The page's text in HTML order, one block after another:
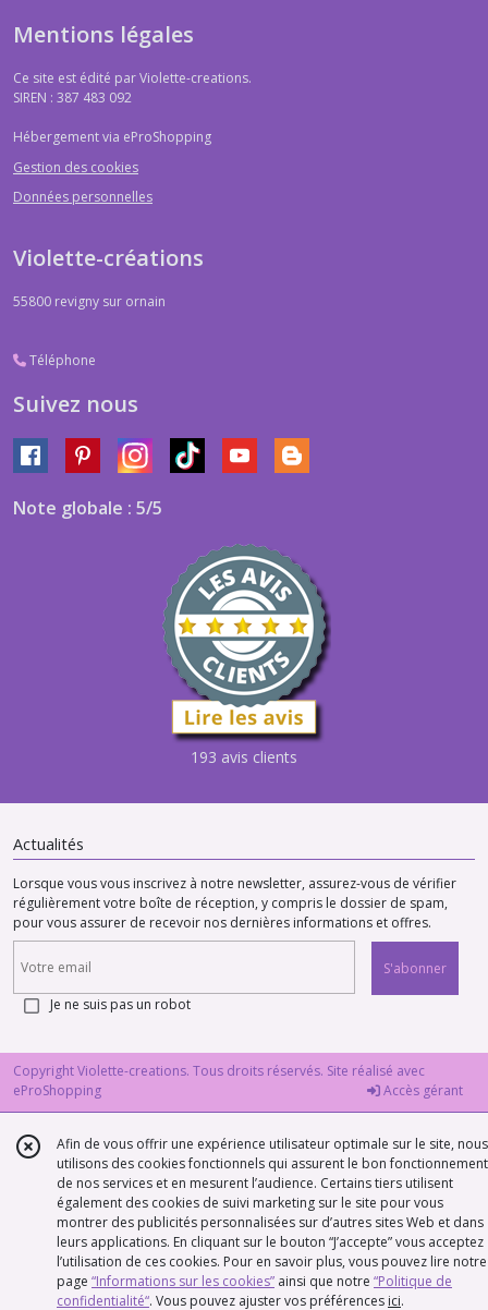
Mentions légales
Ce site est édité par Violette-creations.
SIREN : 387 483 092
Hébergement via eProShopping
Gestion des cookies
Données personnelles
Violette-créations
55800 revigny sur ornain
Téléphone
Suivez nous
Note globale : 5/5
193 avis clients
Actualités
Lorsque vous vous inscrivez à notre newsletter, assurez-vous de vérifier
régulièrement votre boîte de réception, y compris le dossier de spam,
pour vous assurer de recevoir nos dernières informations et offres.
S'abonner
Je ne suis pas un robot
Copyright Violette-creations. Tous droits réservés. Site réalisé avec
eProShopping
Accès gérant
Afin de vous offrir une expérience utilisateur optimale sur le site, nous
utilisons des cookies fonctionnels qui assurent le bon fonctionnement
de nos services et en mesurent l’audience. Certains tiers utilisent
également des cookies de suivi marketing sur le site pour vous
montrer des publicités personnalisées sur d’autres sites Web et dans
leurs applications. En cliquant sur le bouton “J’accepte” vous acceptez
l’utilisation de ces cookies. Pour en savoir plus, vous pouvez lire notre
page “Informations sur les cookies” ainsi que notre “Politique de
confidentialité“. Vous pouvez ajuster vos préférences ici.